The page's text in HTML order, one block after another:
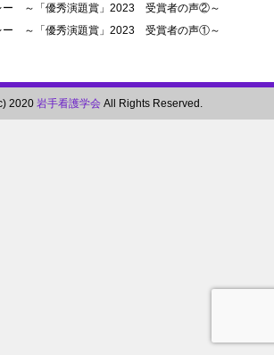
ー ～「優秀演題賞」2023 受賞者の声②～
ー ～「優秀演題賞」2023 受賞者の声①～
2020 岩手看護学会All Rights Reserved.